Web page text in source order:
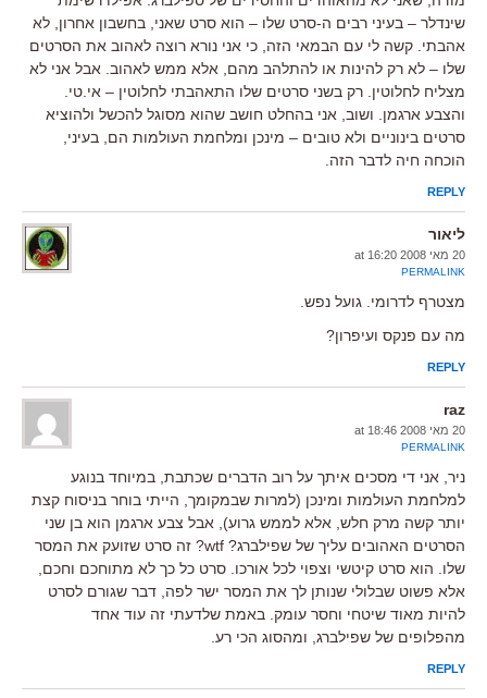
שינדלר – בעיני רבים ה-סרט שלו – הוא סרט שאני, בחשבון אחרון, לא
אהבתי. קשה לי עם הבמאי הזה, כי אני נורא רוצה לאהוב את הסרטים
שלו – לא רק להינות או להתלהב מהם, אלא ממש לאהוב. אבל אני לא
מצליח לחלוטין. רק בשני סרטים שלו התאהבתי לחלוטין – אי.טי.
והצבע ארגמן. ושוב, אני בהחלט חושב שהוא מסוגל להכשל ולהוציא
סרטים בינוניים ולא טובים – מינכן ומלחמת העולמות הם, בעיני,
הוכחה חיה לדבר הזה.
REPLY
ליאור
20 מאי 2008 at 16:20
PERMALINK
מצטרף לדרומי. גועל נפש.
מה עם פנקס ועיפרון?
REPLY
raz
20 מאי 2008 at 18:46
PERMALINK
ניר, אני די מסכים איתך על רוב הדברים שכתבת, במיוחד בנוגע
למלחמת העולמות ומינכן (למרות שבמקומך, הייתי בוחר בניסוח קצת
יותר קשה מרק חלש, אלא לממש גרוע), אבל צבע ארגמן הוא בן שני
הסרטים האהובים עליך של שפילברג? wtf? זה סרט שזועק את המסר
שלו. הוא סרט קיטשי וצפוי לכל אורכו. סרט כל כך לא מתוחכם וחכם,
אלא פשוט שבלולי שנותן לך את המסר ישר לפה, דבר שגורם לסרט
להיות מאוד שיטחי וחסר עומק. באמת שלדעתי זה עוד אחד
מהפלופים של שפילברג, ומהסוג הכי רע.
REPLY